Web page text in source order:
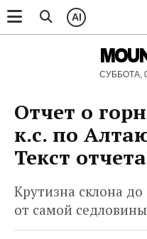
AI
СУББОТА,
Отчет о
к.с. по
Текст отчета
Крутизна склона
от самой